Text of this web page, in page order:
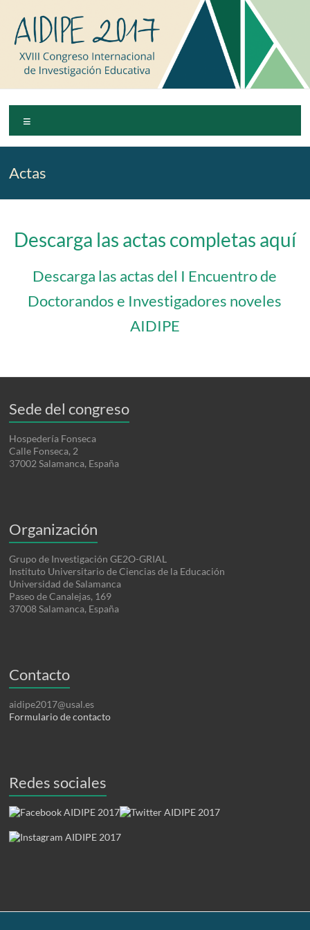
contenido
AIDIPE
2017
Congreso
Internacional
Investigación
Educativa
Actas
Descarga las actas completas aquí
Descarga las actas del I Encuentro de
Doctorandos e Investigadores noveles
AIDIPE
Sede del congreso
Hospedería Fonseca
Calle Fonseca, 2
37002 Salamanca, España
Organización
Grupo de Investigación GE2O-GRIAL
Instituto Universitario de Ciencias de la Educación
Universidad de Salamanca
Paseo de Canalejas, 169
37008 Salamanca, España
Contacto
aidipe2017@usal.es
Formulario de contacto
Redes sociales